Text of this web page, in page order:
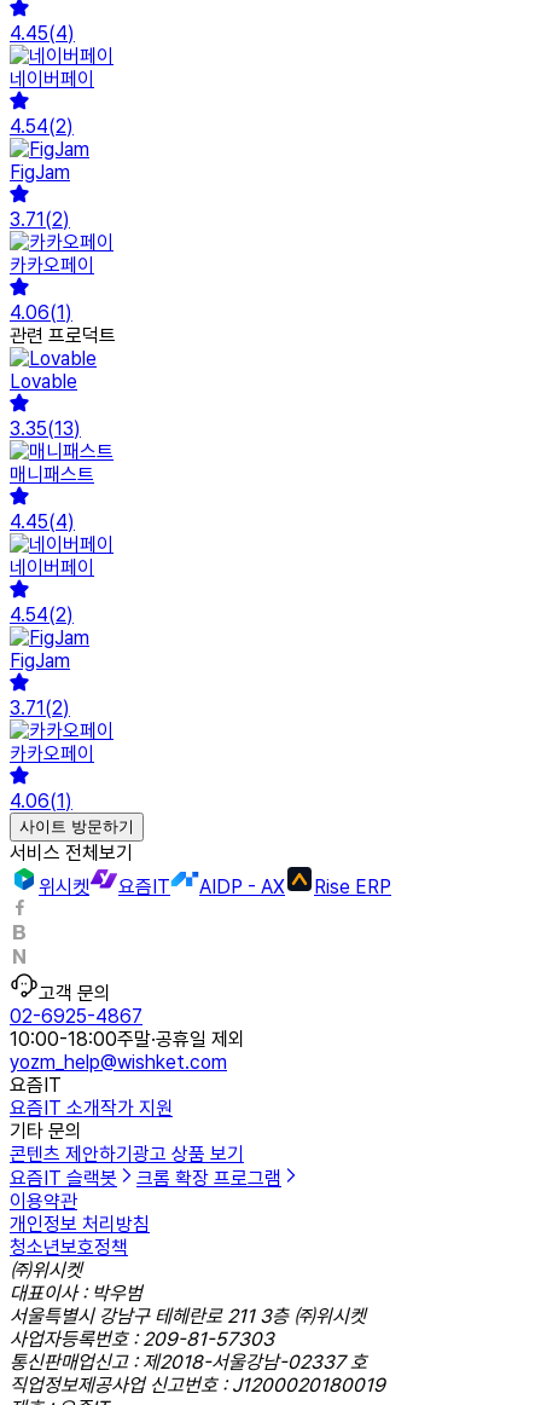
4.45(4)
네이버페이
4.54(2)
FigJam
3.71(2)
카카오페이
4.06(1)
관련 프로덕트
Lovable
3.35(13)
매니패스트
4.45(4)
네이버페이
4.54(2)
FigJam
3.71(2)
카카오페이
4.06(1)
사이트 방문하기
서비스 전체보기
위시켓
요즘IT AIDP - AX Rise ERP
고객 문의
02-6925-4867
10:00-18:00주말·공휴일 제외
yozm_help@wishket.com
요즘IT
요즘IT 소개작가 지원
기타 문의
콘텐츠 제안하기광고 상품 보기
요즘IT 슬랙봇
크롬 확장 프로그램
이용약관
개인정보 처리방침
청소년보호정책
㈜위시켓
대표이사 : 박우범
서울특별시 강남구 테헤란로 211 3층 ㈜위시켓
사업자등록번호 : 209-81-57303
통신판매업신고 : 제2018-서울강남-02337 호
직업정보제공사업 신고번호 : J1200020180019